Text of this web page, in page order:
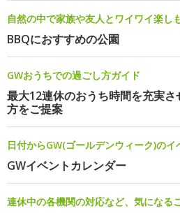
自然の中で家族や友人とワイワイ楽し
BBQにおすすめの公園
GWおうちでの過ごし方ガイド
最大12連休のおうち時間を充実
方をご提案
日付からGW(ゴールデンウィーク)のイ
GWイベントカレンダー
連休中の各機関の対応など、気になる